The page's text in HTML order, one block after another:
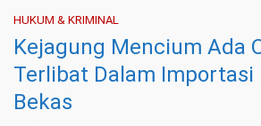
HUKUM & KRIMINAL
Kejagung Mencium Ada
Terlibat Dalam Importasi
Bekas